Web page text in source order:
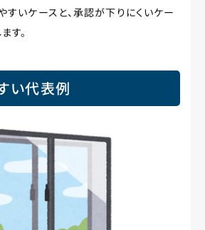
すいケースと、承認が下りにくいケー
す。
い代表例